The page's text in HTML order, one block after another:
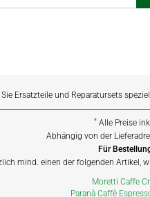
Ersatzteile und Reparatursets
* Alle Preise
Abhängig von der
Für
mind. einen der folgenden Artikel,
Moretti Caffe
Paranà Caffè